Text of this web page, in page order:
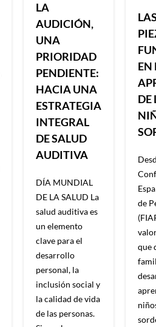
LA
AUDICIÓN,
UNA
PRIORIDAD
PENDIENTE:
HACIA UNA
ESTRATEGIA
INTEGRAL
DE SALUD
AUDITIVA
DÍA MUNDIAL
DE LA SALUD La
salud auditiva es
un elemento
clave para el
desarrollo
personal, la
inclusión social y
la calidad de vida
de las personas.
EN
DE
de
que